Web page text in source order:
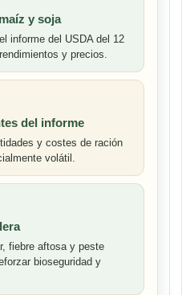
y soja
informe del USDA del 12
y precios.
del informe
y costes de ración
volátil.
fiebre aftosa y peste
bioseguridad y